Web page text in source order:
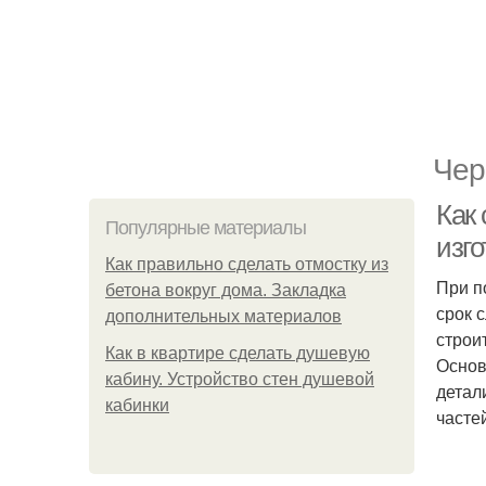
Популярные материалы
Как правильно сделать отмостку из
бетона вокруг дома. Закладка
дополнительных материалов
Как в квартире сделать душевую
кабину. Устройство стен душевой
кабинки
Как
При
срок